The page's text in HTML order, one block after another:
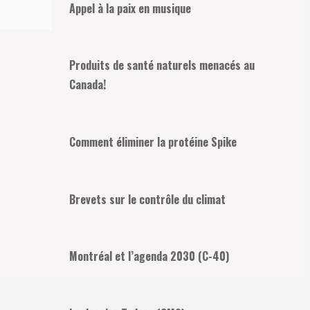
Appel à la paix en musique
Produits de santé naturels menacés au
Canada!
Comment éliminer la protéine Spike
Brevets sur le contrôle du climat
Montréal et l’agenda 2030 (C-40)